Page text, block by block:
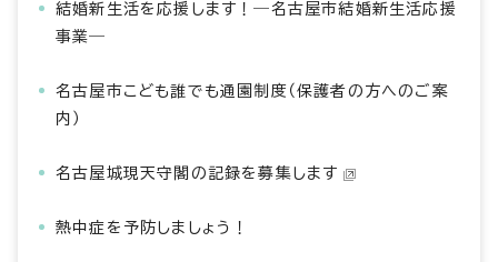
結婚新生活を応援します！―名古屋市結婚新生活応援
事業―
名古屋市こども誰でも通園制度（保護者の方へのご案
内）
名古屋城現天守閣の記録を募集します
熱中症を予防しましょう！